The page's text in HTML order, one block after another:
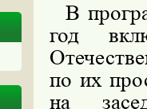
В
год
по их
на